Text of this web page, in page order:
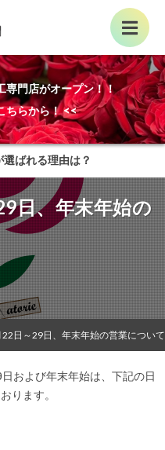
専門店がオープン！！
ちらから！ <<
ばれる理由は？
日、年末年始の
日～29日、年末年始の営業について
および年末年始は、下記の日
ります。